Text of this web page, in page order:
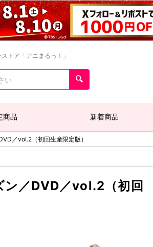
トア「アニまるっ！」
商品 新着商品
／vol.2（初回生産限定版）
／DVD／vol.2（初回